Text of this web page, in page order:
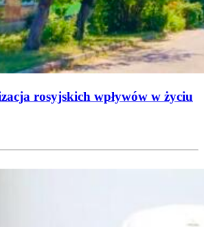
rosyjskich wpływów w życiu